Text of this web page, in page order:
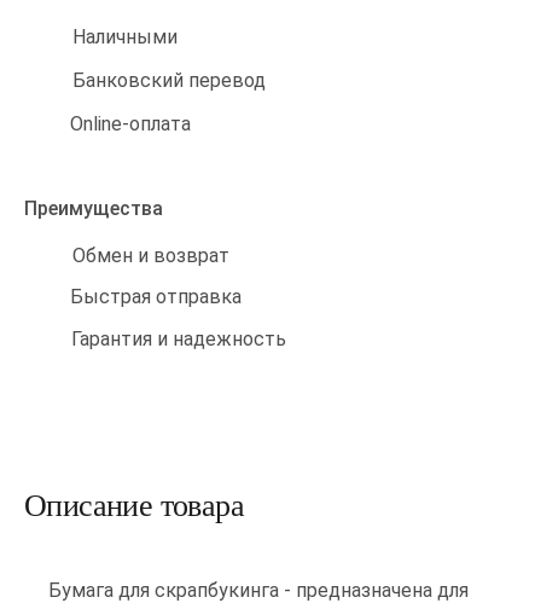
Наличными
Банковский перевод
Online-оплата
Преимущества
Обмен и возврат
Быстрая отправка
Гарантия и надежность
Описание товара
Бумага для скрапбукинга - предназначена для